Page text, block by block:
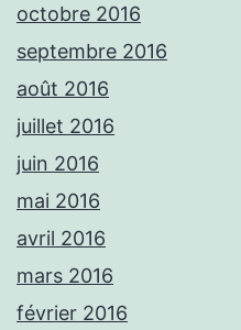
octobre 2016
septembre 2016
août 2016
juillet 2016
juin 2016
mai 2016
avril 2016
mars 2016
février 2016